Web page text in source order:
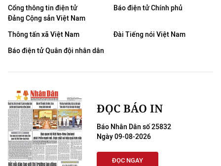
Cổng thông tin điện tử
Đảng Cộng sản Việt Nam
Báo điện tử Chính phủ
Thông tấn xã Việt Nam
Đài Tiếng nói Việt Nam
Báo điện tử Quân đội nhân dân
ĐỌC BÁO IN
Báo Nhân Dân số 25832
Ngày 09-08-2026
ĐỌC NGAY